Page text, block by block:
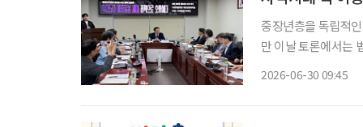
중장년층을 독립적
만 이날 토론에서는
2026-06-30 09:45